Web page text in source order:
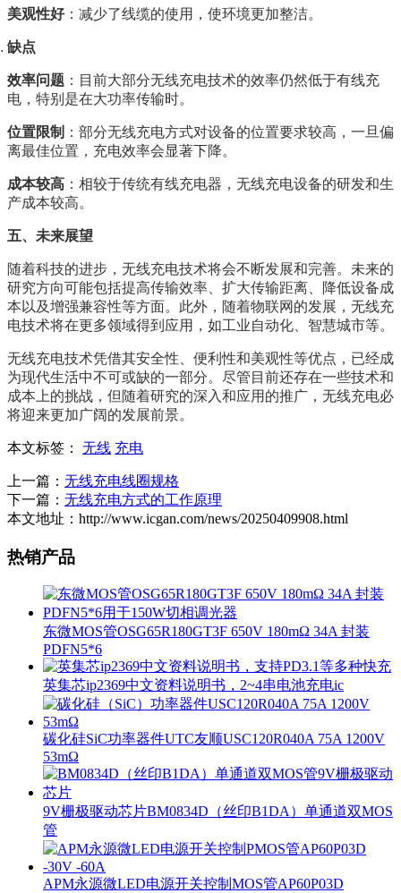
美观性好：减少了线缆的使用，使环境更加整洁。
缺点
效率问题 ：目前大部分无线充电技术的效率仍然低于有线充
电，特别是在大功率传输时。
位置限制 ：部分无线充电方式对设备的位置要求较高，一旦偏
离最佳位置，充电效率会显著下降。
成本较高 ：相较于传统有线充电器，无线充电设备的研发和生
产成本较高。
五、未来展望
随着科技的进步，无线充电技术将会不断发展和完善。未来的
研究方向可能包括提高传输效率、扩大传输距离、降低设备成
本以及增强兼容性等方面。此外，随着物联网的发展，无线充
电技术将在更多领域得到应用，如工业自动化、智慧城市等。
无线充电技术凭借其安全性、便利性和美观性等优点，已经成
为现代生活中不可或缺的一部分。尽管目前还存在一些技术和
成本上的挑战，但随着研究的深入和应用的推广，无线充电必
将迎来更加广阔的发展前景。
本文标签： 无线 充电
上一篇： 无线充电线圈规格
下一篇： 无线充电方式的工作原理
本文地址：http://www.icgan.com/news/20250409908.html
热销产品
东微MOS管OSG65R180GT3F 650V 180mΩ 34A 封装
PDFN5*6
英集芯ip2369中文资料说明书，2~4串电池充电ic
碳化硅SiC功率器件UTC友顺USC120R040A 75A 1200V
53mΩ
9V栅极驱动芯片BM0834D（丝印B1DA）单通道双MOS
管
APM永源微LED电源开关控制MOS管AP60P03D